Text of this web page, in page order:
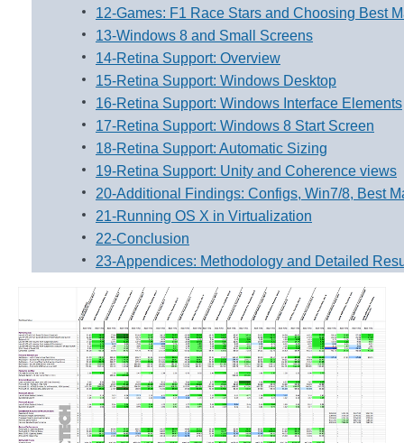
12-Games: F1 Race Stars and Choosing Best
13-Windows 8 and Small Screens
14-Retina Support: Overview
15-Retina Support: Windows Desktop
16-Retina Support: Windows Interface Elements
17-Retina Support: Windows 8 Start Screen
18-Retina Support: Automatic Sizing
19-Retina Support: Unity and Coherence views
20-Additional Findings: Configs, Win7/8, Best
21-Running OS X in Virtualization
22-Conclusion
23-Appendices: Methodology and Detailed